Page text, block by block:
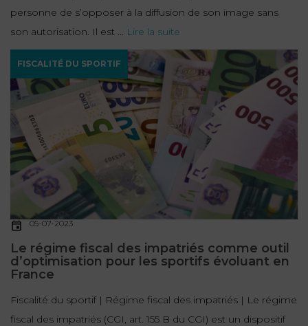
personne de s’opposer à la diffusion de son image sans
son autorisation. Il est ... Lire la suite
FISCALITÉ DU SPORTIF
05-07-2023
Le régime fiscal des impatriés comme outil
d’optimisation pour les sportifs évoluant en
France
Fiscalité du sportif | Régime fiscal des impatriés | Le régime
fiscal des impatriés (CGI, art. 155 B du CGI) est un dispositif